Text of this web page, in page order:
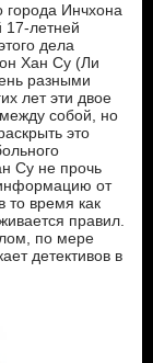
города Инчхона
17-летней
дела
Хан Су (Ли
разными
лет эти двое
собой, но
это
Су не прочь
информацию от
то время как
правил.
по мере
детективов в